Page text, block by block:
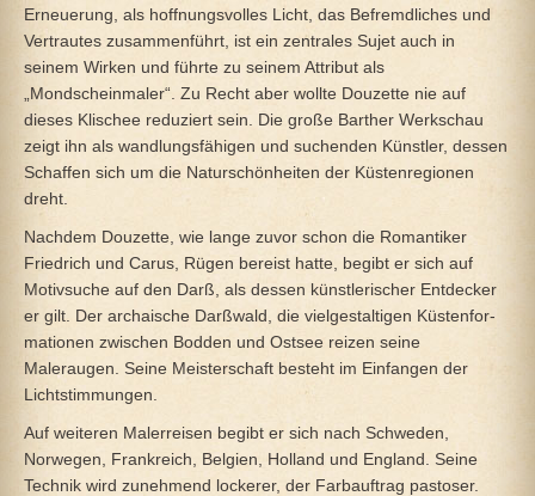
Erneuerung, als hoffnungsvolles Licht, das Befremdliches und
Vertrautes zusammenführt, ist ein zentrales Sujet auch in
seinem Wirken und führte zu seinem Attribut als
„Mondscheinmaler“. Zu Recht aber wollte Douzette nie auf
dieses Klischee reduziert sein. Die große Barther Werkschau
zeigt ihn als wandlungsfähigen und suchenden Künstler, dessen
Schaffen sich um die Naturschönheiten der Küstenregionen
dreht.
Nachdem Douzette, wie lange zuvor schon die Romantiker
Friedrich und Carus, Rügen bereist hatte, begibt er sich auf
Motivsuche auf den Darß, als dessen künstlerischer Entdecker
er gilt. Der archaische Darßwald, die vielgestaltigen Küstenfor-
mationen zwischen Bodden und Ostsee reizen seine
Maleraugen. Seine Meisterschaft besteht im Einfangen der
Lichtstimmungen.
Auf weiteren Malerreisen begibt er sich nach Schweden,
Norwegen, Frankreich, Belgien, Holland und England. Seine
Technik wird zunehmend lockerer, der Farbauftrag pastoser.